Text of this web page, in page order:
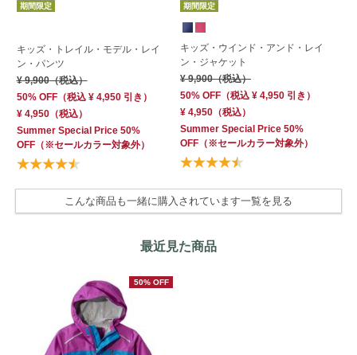
期間限定
キッズ・トレイル・モデル・レイ
ン・パンツ
¥ 9,900（税込）
50% OFF（税込 ¥ 4,950引き）
¥ 4,950（税込）
Summer Special Price 50%
OFF（※セールカラー対象外）
期間限定
キッズ・ウインド・アンド・レイ
ン・ジャケット
¥ 9,900（税込）
50% OFF （税込 ¥ 4,950 引き）
¥ 4,950 （税込）
Summer Special Price 50%
OFF （※セールカラー対象外）
こんな商品も一緒に購入されています一覧を見る
最近見た商品
50% OFF